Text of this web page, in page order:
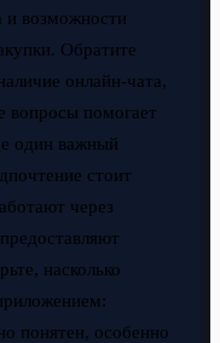
и возможности
Обратите
онлайн-чата,
вопросы помогает
один важный
стоит
через
насколько
понятен, особенно